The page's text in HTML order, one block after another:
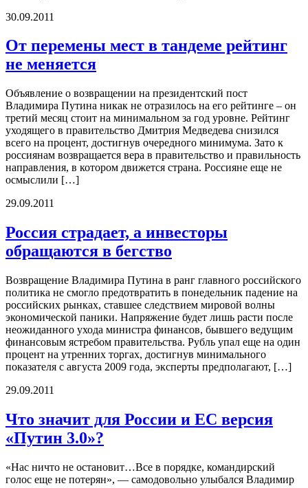
30.09.2011
От перемены мест в тандеме рейтинг
не меняется
Объявление о возвращении на президентский пост
Владимира Путина никак не отразилось на его рейтинге – он
третий месяц стоит на минимальном за год уровне. Рейтинг
уходящего в правительство Дмитрия Медведева снизился
всего на процент, достигнув очередного минимума. Зато к
россиянам возвращается вера в правительство и правильность
направления, в котором движется страна. Россияне еще не
осмыслили […]
29.09.2011
Россия страдает, а инвесторы
обращаются в бегство
Возвращение Владимира Путина в ранг главного российского
политика не смогло предотвратить в понедельник падение на
российских рынках, ставшее следствием мировой волны
экономической паники. Напряжение будет лишь расти после
неожиданного ухода министра финансов, бывшего ведущим
финансовым ястребом правительства. Рубль упал еще на один
процент на утренних торгах, достигнув минимального
показателя с августа 2009 года, эксперты предполагают, […]
29.09.2011
Что значит для России и ЕС версия
«Путин 3.0»?
«Нас ничто не остановит…Все в порядке, командирский
голос еще не потерян», — самодовольно улыбался Владимир